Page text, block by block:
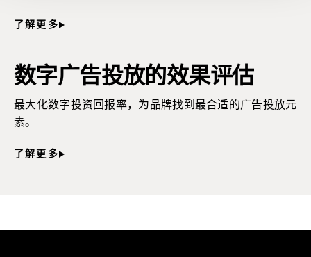
了解更多
数字广告投放的效果评估
最大化数字投资回报率，为品牌找到最合适的广告投放元
素。
了解更多